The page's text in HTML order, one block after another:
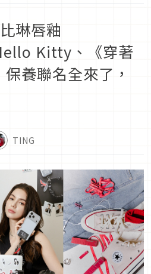
琳唇釉
Kitty、《穿著
養聯名全來了，
TING